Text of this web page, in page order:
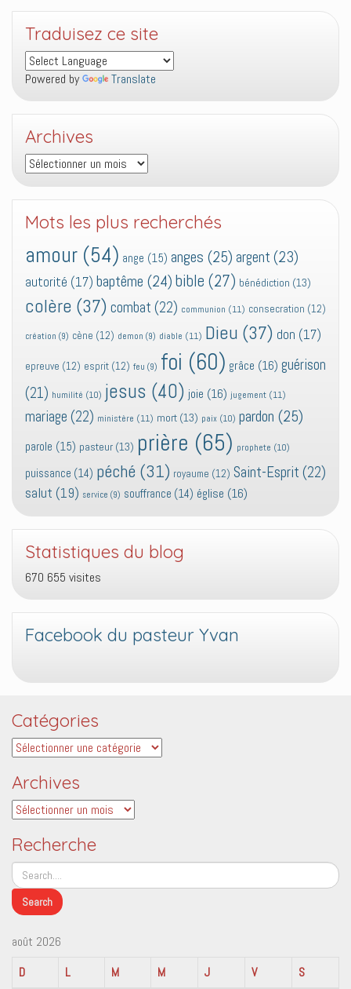
Traduisez ce site
Powered by Translate
Archives
Archives
Mots les plus recherchés
amour (54) ange (15) anges (25) argent (23)
autorité (17) baptême (24) bible (27) bénédiction (13)
colère (37) combat (22) communion (11) consecration (12)
création (9) cène (12) demon (9) diable (11) Dieu (37) don (17)
epreuve (12) esprit (12) feu (9) foi (60) grâce (16) guérison
(21) humilité (10) jesus (40) joie (16) jugement (11)
mariage (22) ministère (11) mort (13) paix (10) pardon (25)
parole (15) pasteur (13) prière (65) prophete (10)
puissance (14) péché (31) royaume (12) Saint-Esprit (22)
salut (19) service (9) souffrance (14) église (16)
Statistiques du blog
670 655 visites
Facebook du pasteur Yvan
Catégories
Catégories
Archives
Archives
Recherche
août 2026
D
L M M J V
S